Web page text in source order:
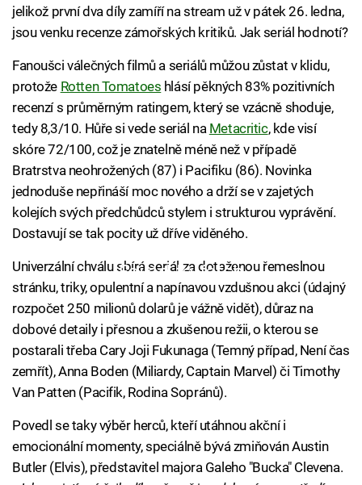
jelikož první dva díly zamíří na stream už v pátek 26. ledna,
jsou venku recenze zámořských kritiků. Jak seriál hodnotí?
Fanoušci válečných filmů a seriálů můžou zůstat v klidu,
protože Rotten Tomatoes hlásí pěkných 83% pozitivních
recenzí s průměrným ratingem, který se vzácně shoduje,
tedy 8,3/10. Hůře si vede seriál na Metacritic, kde visí
skóre 72/100, což je znatelně méně než v případě
Bratrstva neohrožených (87) i Pacifiku (86). Novinka
jednoduše nepřináší moc nového a drží se v zajetých
kolejích svých předchůdců stylem i strukturou vyprávění.
Dostavují se tak pocity už dříve viděného.
Failed to fetch
Univerzální chválu sbírá seriál za dotaženou řemeslnou
stránku, triky, opulentní a napínavou vzdušnou akci (údajný
rozpočet 250 milionů dolarů je vážně vidět), důraz na
dobové detaily i přesnou a zkušenou režii, o kterou se
postarali třeba Cary Joji Fukunaga (Temný případ, Není čas
zemřít), Anna Boden (Miliardy, Captain Marvel) či Timothy
Van Patten (Pacifik, Rodina Sopránů).
Povedl se taky výběr herců, kteří utáhnou akční i
emocionální momenty, speciálně bývá zmiňován Austin
Butler (Elvis), představitel majora Galeho "Bucka" Clevena.